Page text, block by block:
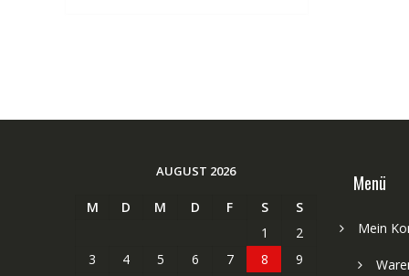
AUGUST 2026
M D M D F S
S
1
2
3
4 5 6 7 8
9
Menü
Mein